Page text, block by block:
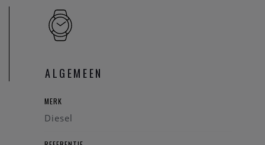
Heeft u verder vragen kan u steeds
ALGEMEEN
MERK
Diesel